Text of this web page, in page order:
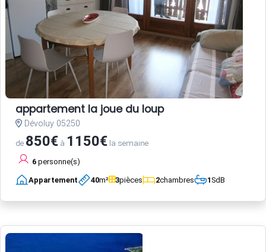
appartement la joue du loup
Dévoluy 05250
de 850€ à 1150€ la semaine
6 personne(s)
Appartement 40m² 3pièces 2chambres 1SdB